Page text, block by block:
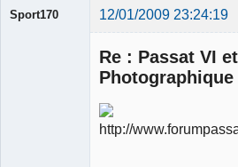
Sport170 12/01/2009 23:24:19
Re : Passat VI
Photographique